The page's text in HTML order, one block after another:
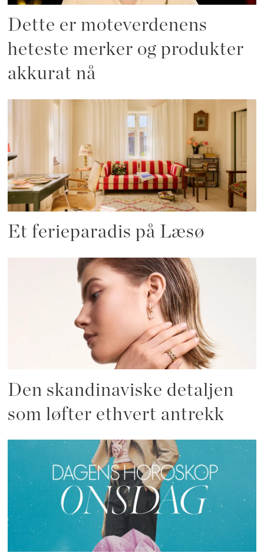
Dette er moteverdenens
heteste merker og produkter
akkurat nå
Et ferieparadis på Læsø
Den skandinaviske detaljen
som løfter ethvert antrekk